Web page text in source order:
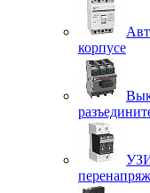
корпусе